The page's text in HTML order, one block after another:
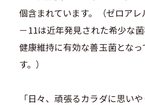
個含まれています。（ゼロアレ
－11は近年発見された希少な
健康維持に有効な善玉菌となっ
す。）
「日々、頑張るカラダに思い